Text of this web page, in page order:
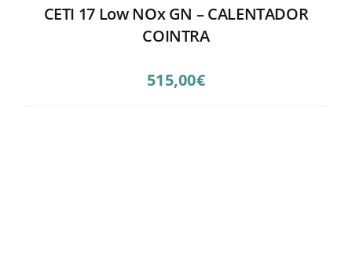
CETI 17 Low NOx GN – CALENTADOR
COINTRA
515,00€